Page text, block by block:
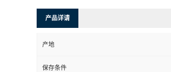
产品详请
产地
保存条件